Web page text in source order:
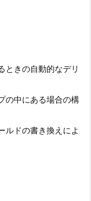
きの自動的なデリ
の中にある場合の構
ルドの書き換えによ